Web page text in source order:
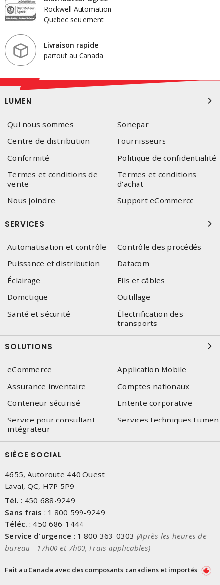
Rockwell Automation
Québec seulement
Livraison rapide
partout au Canada
LUMEN
Qui nous sommes
Sonepar
Centre de distribution
Fournisseurs
Conformité
Politique de confidentialité
Termes et conditions de
vente
Termes et conditions
d'achat
Nous joindre
Support eCommerce
SERVICES
Automatisation et contrôle
Contrôle des procédés
Puissance et distribution
Datacom
Éclairage
Fils et câbles
Domotique
Outillage
Santé et sécurité
Électrification des
transports
SOLUTIONS
eCommerce
Application Mobile
Assurance inventaire
Comptes nationaux
Conteneur sécurisé
Entente corporative
Service pour consultant-
intégrateur
Services techniques Lumen
SIÈGE SOCIAL
4655, Autoroute 440 Ouest
Laval, QC, H7P 5P9
Tél. : 450 688-9249
Sans frais : 1 800 599-9249
Téléc. : 450 686-1444
Service d'urgence : 1 800 363-0303 (Après les heures de
bureau - 17h00 et 7h00, Frais applicables)
Fait au Canada avec des composants canadiens et importés